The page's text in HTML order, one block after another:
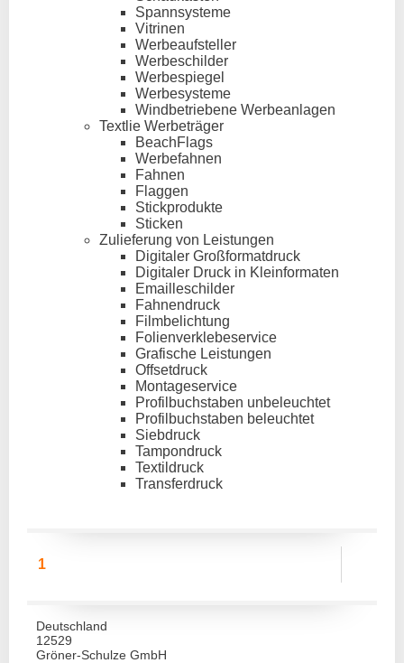
Spannsysteme
Vitrinen
Werbeaufsteller
Werbeschilder
Werbespiegel
Werbesysteme
Windbetriebene Werbeanlagen
Textlie Werbeträger
BeachFlags
Werbefahnen
Fahnen
Flaggen
Stickprodukte
Sticken
Zulieferung von Leistungen
Digitaler Großformatdruck
Digitaler Druck in Kleinformaten
Emailleschilder
Fahnendruck
Filmbelichtung
Folienverklebeservice
Grafische Leistungen
Offsetdruck
Montageservice
Profilbuchstaben unbeleuchtet
Profilbuchstaben beleuchtet
Siebdruck
Tampondruck
Textildruck
Transferdruck
1
Deutschland
12529
Gröner-Schulze GmbH